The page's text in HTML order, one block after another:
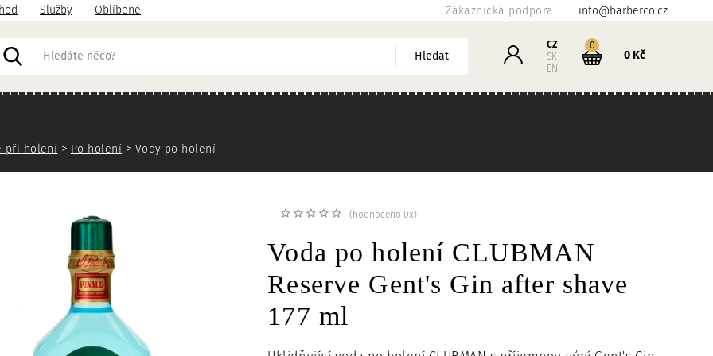
Služby Oblíbené Zákaznická podpora: info@barberco.cz
Hledat Přihlášení
CZ
SK
EN
Košík
0kusů
0 Kč
při holení Po holení Vody po holení
Voda po holení CLUBMAN
Reserve Gent's Gin after shave
177 ml
(hodnoceno 0x)